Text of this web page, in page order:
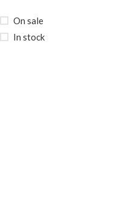
On sale
In stock